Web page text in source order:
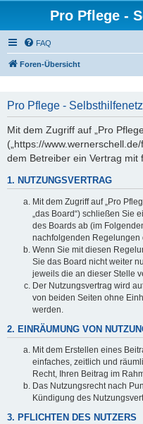
Pro Pflege -
FAQ
Foren-Übersicht
Pro Pflege -
Mit dem Zugriff auf „Pro
(„https://
dem Betreiber ein Vertrag mit
1. NUTZUNGSVERTRAG
Mit dem Zugriff auf „Pro
„das Board“) schließen Sie
des Boards ab (im
nachfolgenden Regelungen
Wenn Sie mit diesen
Sie das Board nicht weiter
jeweils die an dieser Stelle
Der Nutzungsvertrag wird
von beiden Seiten ohne
werden.
2. EINRÄUMUNG VON
Mit dem Erstellen eines
einfaches, zeitlich und
Recht, Ihren Beitrag im
Das Nutzungsrecht nach
Kündigung des
3. PFLICHTEN DES NUTZERS